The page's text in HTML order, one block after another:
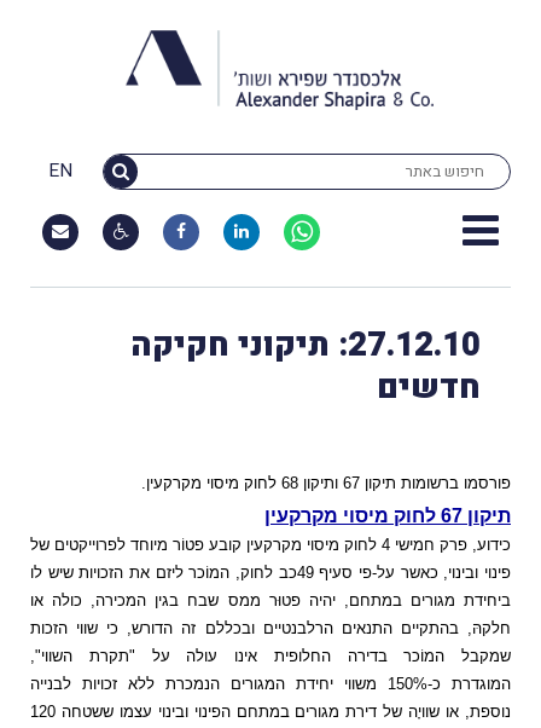
EN
27.12.10: תיקוני חקיקה
חדשים
פורסמו ברשומות תיקון 67 ותיקון 68 לחוק מיסוי מקרקעין.
תיקון 67 לחוק מיסוי מקרקעין
כידוע, פרק חמישי 4 לחוק מיסוי מקרקעין קובע פטוֹר מיוחד לפרוייקטים של
פינוי ובינוי, כאשר על-פי סעיף 49כב לחוק, המוֹכר ליזם את הזכויות שיש לו
ביחידת מגורים במתחם, יהיה פטוּר ממס שבח בגין המכירה, כולה או
חלקהּ, בהתקיים התנאים הרלבנטיים ובכללם זה הדורש, כי שווי הזכות
שמקבל המוֹכר בדירה החלופית אינו עולה על "תקרת השווי",
המוגדרת כ-150% משווי יחידת המגורים הנמכרת ללא זכויות לבנייה
נוספת, או שוויָה של דירת מגורים במתחם הפינוי ובינוי עצמו ששטחה 120